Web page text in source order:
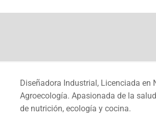
Diseñadora Industrial, Licenciada en
Agroecología. Apasionada de la
de nutrición, ecología y cocina.